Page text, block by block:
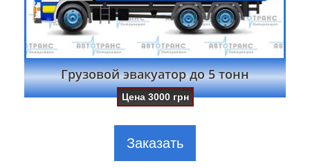
Грузовой эвакуатор до 5 тонн
Цена3000 грн
Заказать